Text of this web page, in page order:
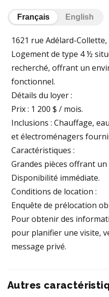
Français English
1621 rue Adélard-
Logement de type 4 ½
recherché, offrant un
fonctionnel.
Détails du loyer :
Prix : 1 200 $ / mois.
Inclusions : Chauffage,
et électroménagers
Caractéristiques :
Grandes pièces offrant
Disponibilité immédiate.
Conditions de location :
Enquête de prélocation
Pour obtenir des
pour planifier une visite,
message privé.
Autres